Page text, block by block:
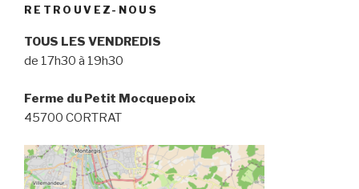
RETROUVEZ-NOUS
TOUS LES VENDREDIS
de 17h30 à 19h30
Ferme du Petit Mocquepoix
45700 CORTRAT